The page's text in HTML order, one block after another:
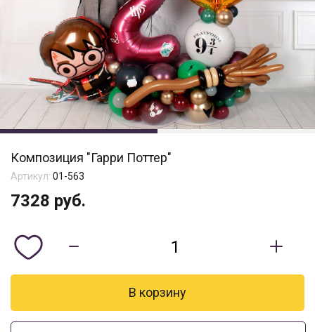
Композиция "Гарри Поттер"
Артикул: 01-563
7328 руб.